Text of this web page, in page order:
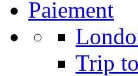
Paiement
Trip